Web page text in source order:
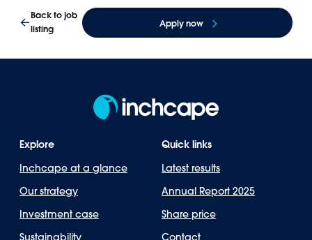
Back to job
listing
Apply now
Explore
Inchcape at a glance
Our strategy
Investment case
Sustainability
Quick links
Latest results
Annual Report 2025
Share price
Contact